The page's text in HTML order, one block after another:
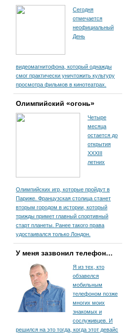
Сегодня
отмечается
неофициальный
День
видеомагнитофона, который однажды
смог практически уничтожить культуру
просмотра фильмов в кинотеатрах.
Олимпийский «огонь»
Четыре
месяца
остается до
открытия
XXXIII
летних
Олимпийских игр, которые пройдут в
Париже. Французская столица станет
вторым городом в истории, который
трижды примет главный спортивный
старт планеты. Ранее такого права
удостаивался только Лондон.
У меня зазвонил телефон…
Я из тех, кто
обзавелся
мобильным
телефоном позже
многих моих
знакомых и
сослуживцев. И
решился на это тогда, когда этот девайс